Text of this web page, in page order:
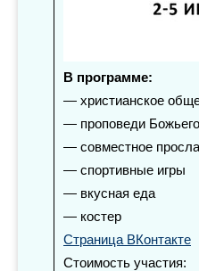
В программе:
— христианское
— проповеди
— совместное
— спортивные игры
— вкусная еда
— костер
Страница ВКонтакте
Стоимость участия: